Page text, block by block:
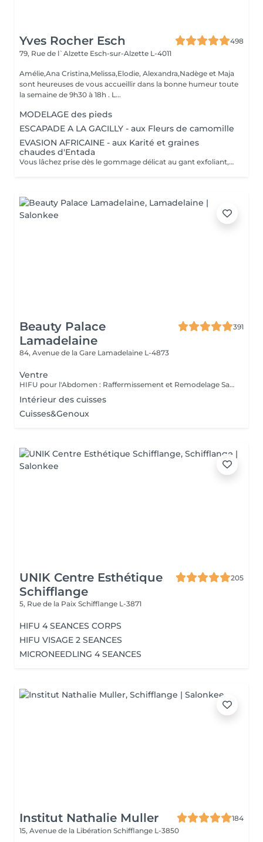
Yves Rocher Esch
498
79, Rue de l`Alzette Esch-sur-Alzette L-4011
Amélie,Ana Cristina,Melissa,Elodie, Alexandra,Nadège et Maja
sont heureuses de vous accueillir dans la bonne humeur toute
la semaine de 9h30 à 18h . L...
MODELAGE des pieds
ESCAPADE A LA GACILLY - aux Fleurs de camomille
EVASION AFRICAINE - aux Karité et graines
chaudes d'Entada
Vous lâchez prise dès le gommage délicat au gant exfoliant, qui alterne lissages et effleurages. Notre esthéticienne applique ensuite lonctueuse huile Orientale à base dhuile dArgan sur lensemble de votre corps et grâce à sa gestuelle précise libère lensemble des tensions. Bénéfices : Vous êtes délassée et votre peau est douce et satinée.
Beauty Palace
Lamadelaine
391
84, Avenue de la Gare Lamadelaine L-4873
Ventre
HIFU pour l'Abdomen : Raffermissement et Remodelage Sans Chirurgie Le HIFU (Ultrasons Focalisés de Haute Intensité) est une technologie innovante qui cible les tissus profonds pour raffermir et remodeler la zone abdominale. Grâce à son action en profondeur, ce traitement stimule la production de collagène et détruit progressivement les cellules graisseuses, offrant ainsi un effet tonifiant et amincissant sans chirurgie ni temps de récupération. Quels sont les bienfaits du HIFU sur l'abdomen ? Raffermissement cutané : amélioration de la tonicité et de l'élasticité de la peau Réduction des amas graisseux : destruction progressive des cellules graisseuses pour un effet amincissant Affinement de la silhouette : un ventre plus ferme et redéfini Traitement non invasif : sans douleur, sans injection et sans éviction sociale Comment fonctionne le traitement ? Les ultrasons HIFU chauffent les tissus profonds jusqu'à 65-70°C, déclenchant un processus naturel de régénération du collagène et de destruction des graisses localisées. Au fil des semaines, la peau devient plus ferme et les contours s'affinent naturellement. Pourquoi choisir le HIFU pour l'abdomen ? Ce traitement est idéal pour celles et ceux qui souhaitent raffermir la peau relâchée (post-grossesse, perte de poids) et réduire les graisses localisées de façon progressive et naturelle, sans passer par la chirurgie. Offrez à votre ventre un coup de boost naturel avec le HIFU !
Intérieur des cuisses
Cuisses&Genoux
UNIK Centre Esthétique
Schifflange
205
5, Rue de la Paix Schifflange L-3871
HIFU 4 SEANCES CORPS
HIFU VISAGE 2 SEANCES
MICRONEEDLING 4 SEANCES
Institut Nathalie Muller
184
15, Avenue de la Libération Schifflange L-3850